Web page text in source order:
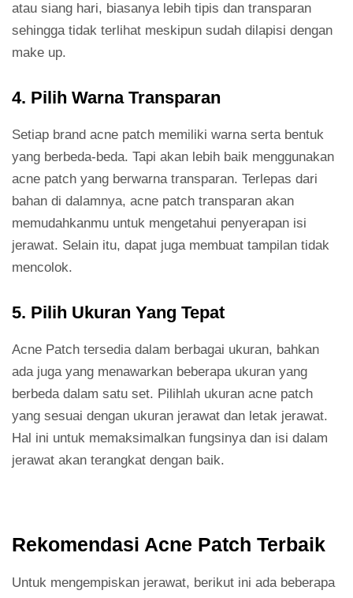
atau siang hari, biasanya lebih tipis dan transparan
sehingga tidak terlihat meskipun sudah dilapisi dengan
make up.
4. Pilih Warna Transparan
Setiap brand acne patch memiliki warna serta bentuk
yang berbeda-beda. Tapi akan lebih baik menggunakan
acne patch yang berwarna transparan. Terlepas dari
bahan di dalamnya, acne patch transparan akan
memudahkanmu untuk mengetahui penyerapan isi
jerawat. Selain itu, dapat juga membuat tampilan tidak
mencolok.
5. Pilih Ukuran Yang Tepat
Acne Patch tersedia dalam berbagai ukuran, bahkan
ada juga yang menawarkan beberapa ukuran yang
berbeda dalam satu set. Pilihlah ukuran acne patch
yang sesuai dengan ukuran jerawat dan letak jerawat.
Hal ini untuk memaksimalkan fungsinya dan isi dalam
jerawat akan terangkat dengan baik.
Rekomendasi Acne Patch Terbaik
Untuk mengempiskan jerawat, berikut ini ada beberapa